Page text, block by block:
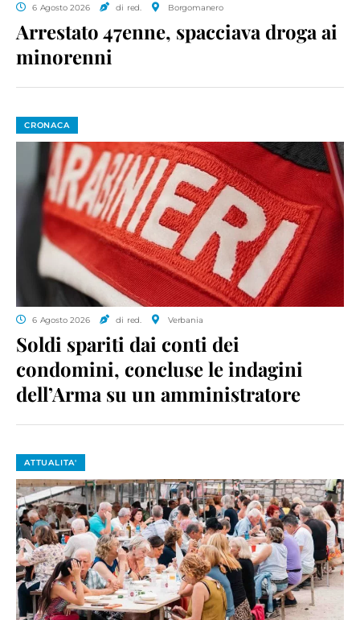
6 Agosto 2026 di red. Borgomanero
Arrestato 47enne, spacciava droga ai
minorenni
CRONACA
6 Agosto 2026 di red. Verbania
Soldi spariti dai conti dei
condomini, concluse le indagini
dell’Arma su un amministratore
ATTUALITA'